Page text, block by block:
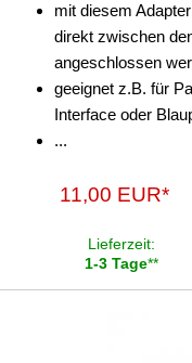
mit diesem
direkt zwischen
angeschlossen
geeignet z.B. für
Interface oder
...
11,00 EUR*
Lieferzeit:
1-3 Tage**